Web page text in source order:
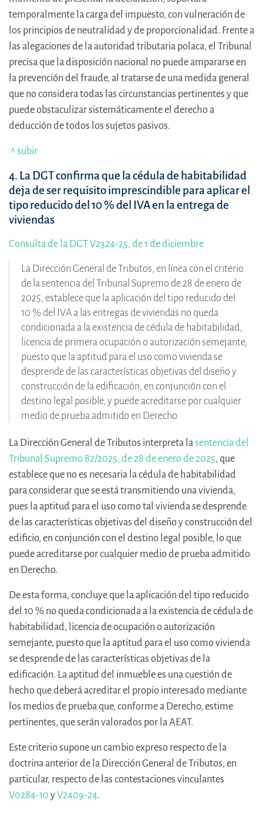
temporalmente la carga del impuesto, con vulneración de
los principios de neutralidad y de proporcionalidad. Frente a
las alegaciones de la autoridad tributaria polaca, el Tribunal
precisa que la disposición nacional no puede ampararse en
la prevención del fraude, al tratarse de una medida general
que no considera todas las circunstancias pertinentes y que
puede obstaculizar sistemáticamente el derecho a
deducción de todos los sujetos pasivos.
^ subir
4. La DGT confirma que la cédula de habitabilidad
deja de ser requisito imprescindible para aplicar el
tipo reducido del 10 % del IVA en la entrega de
viviendas
Consulta de la DGT V2324-25, de 1 de diciembre
La Dirección General de Tributos, en línea con el criterio
de la sentencia del Tribunal Supremo de 28 de enero de
2025, establece que la aplicación del tipo reducido del
10 % del IVA a las entregas de viviendas no queda
condicionada a la existencia de cédula de habitabilidad,
licencia de primera ocupación o autorización semejante,
puesto que la aptitud para el uso como vivienda se
desprende de las características objetivas del diseño y
construcción de la edificación, en conjunción con el
destino legal posible, y puede acreditarse por cualquier
medio de prueba admitido en Derecho.
La Dirección General de Tributos interpreta lasentencia del
Tribunal Supremo 82/2025, de 28 de enero de 2025, que
establece que no es necesaria la cédula de habitabilidad
para considerar que se está transmitiendo una vivienda,
pues la aptitud para el uso como tal vivienda se desprende
de las características objetivas del diseño y construcción del
edificio, en conjunción con el destino legal posible, lo que
puede acreditarse por cualquier medio de prueba admitido
en Derecho.
De esta forma, concluye que la aplicación del tipo reducido
del 10 % no queda condicionada a la existencia de cédula de
habitabilidad, licencia de ocupación o autorización
semejante, puesto que la aptitud para el uso como vivienda
se desprende de las características objetivas de la
edificación. La aptitud del inmueble es una cuestión de
hecho que deberá acreditar el propio interesado mediante
los medios de prueba que, conforme a Derecho, estime
pertinentes, que serán valorados por la AEAT.
Este criterio supone un cambio expreso respecto de la
doctrina anterior de la Dirección General de Tributos, en
particular, respecto de las contestaciones vinculantes
V0284-10 yV2409-24.